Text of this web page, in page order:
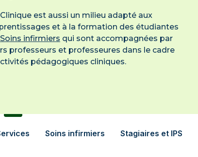
est aussi un milieu adapté aux
et à la formation des étudiantes
Soins infirmiers qui sont accompagnées par
professeurs et professeures dans le cadre
pédagogiques cliniques.
Soins infirmiers Stagiaires et IPS